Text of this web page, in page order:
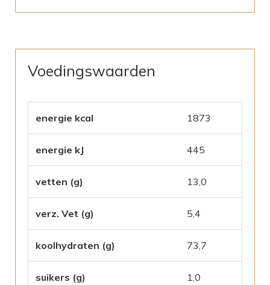
Voedingswaarden
energie kcal 1873
energie kJ 445
vetten (g) 13,0
verz. Vet (g) 5,4
koolhydraten (g) 73,7
suikers (g) 1,0